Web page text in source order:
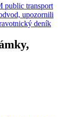
public transport
upozornili
deník